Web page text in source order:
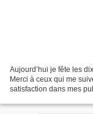
Aujourd’hui je fête les
Merci à ceux qui me
satisfaction dans mes